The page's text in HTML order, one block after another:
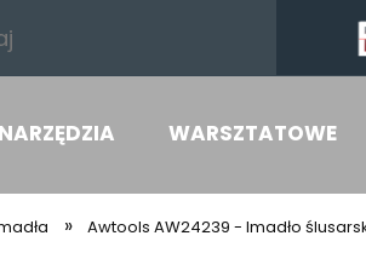
WARSZTATOWE
» Awtools AW24239 - Imadło